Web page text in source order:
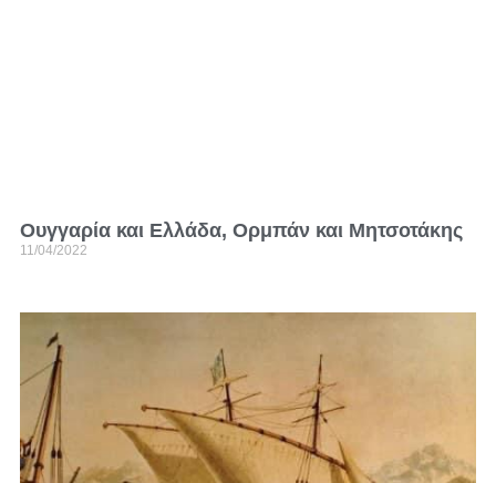
Ουγγαρία και Ελλάδα, Ορμπάν και Μητσοτάκης
11/04/2022